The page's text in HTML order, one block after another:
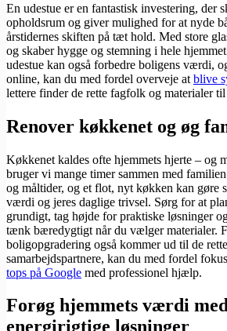
En udestue er en fantastisk investering, der
opholdsrum og giver mulighed for at nyde
årstidernes skiften på tæt hold. Med store
og skaber hygge og stemning i hele
udestue kan også forbedre boligens værdi,
online, kan du med fordel overveje at blive
lettere finder de rette fagfolk og materialer
Renover køkkenet og øg
Køkkenet kaldes ofte hjemmets hjerte – og
bruger vi mange timer sammen med
og måltider, og et flot, nyt køkken kan gøre
værdi og jeres daglige trivsel. Sørg for at
grundigt, tag højde for praktiske løsninger
tænk bæredygtigt når du vælger materialer.
boligopgradering også kommer ud til de
samarbejdspartnere, kan du med fordel
tops på Google med professionel hjælp.
Forøg hjemmets værdi
energirigtige løsninger